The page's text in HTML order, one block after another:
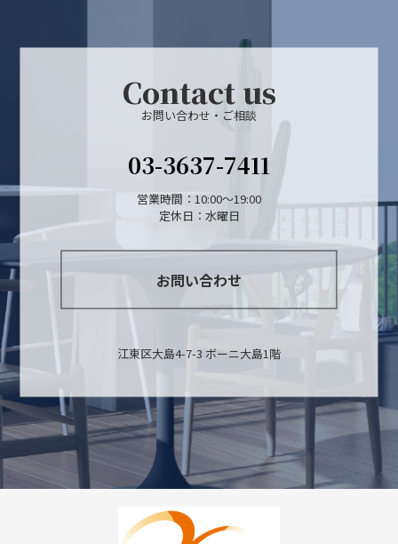
Contact us
お問い合わせ・ご相談
03-3637-7411
営業時間：10:00～19:00
定休日：水曜日
お問い合わせ
江東区大島4-7-3 ボーニ大島1階